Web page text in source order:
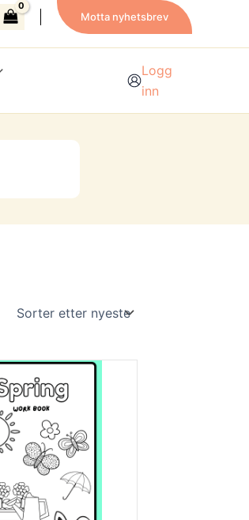
Motta nyhetsbrev
Logg
inn
Opprinnelig
pris
var:
kr40.00.
Nåværende